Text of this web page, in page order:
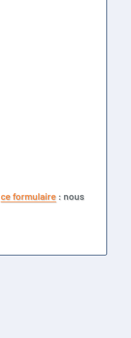
ce formulaire : nous